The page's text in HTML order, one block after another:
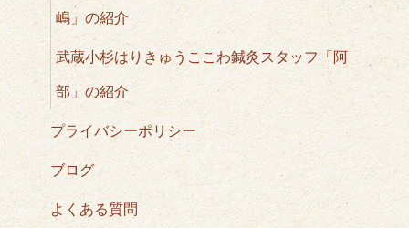
嶋」の紹介
武蔵小杉はりきゅうここわ鍼灸スタッフ「阿
部」の紹介
プライバシーポリシー
ブログ
よくある質問